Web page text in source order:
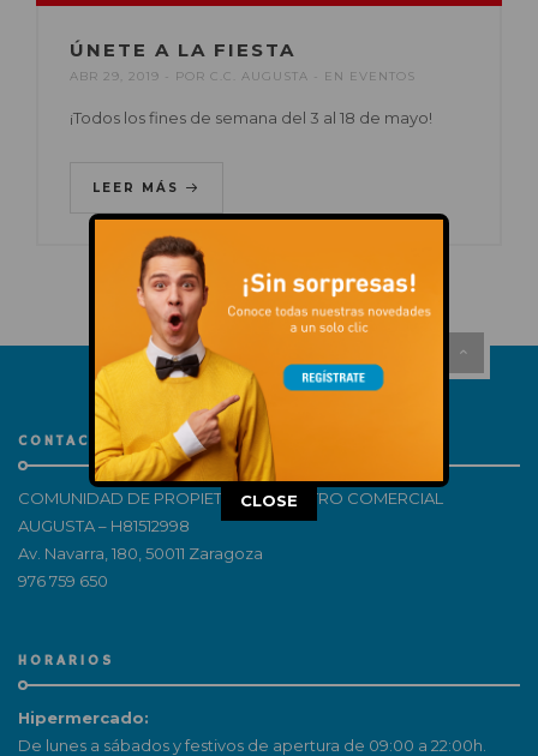
ÚNETE A LA FIESTA
ABR 29, 2019 POR C.C. AUGUSTA EN EVENTOS
¡Todos los fines de semana del 3 al 18 de mayo!
LEER MÁS
CONTACTO
COMUNIDAD DE PROPIETARIOS CENTRO COMERCIAL
AUGUSTA – H81512998
Av. Navarra, 180, 50011 Zaragoza
976 759 650
HORARIOS
Hipermercado:
De lunes a sábados y festivos de apertura de 09:00 a 22:00h.
This popup will close in:15
CLOSE